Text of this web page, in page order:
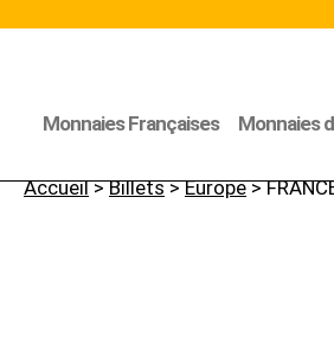
Monnaies Françaises Monnaies
Accueil>Billets>Europe>